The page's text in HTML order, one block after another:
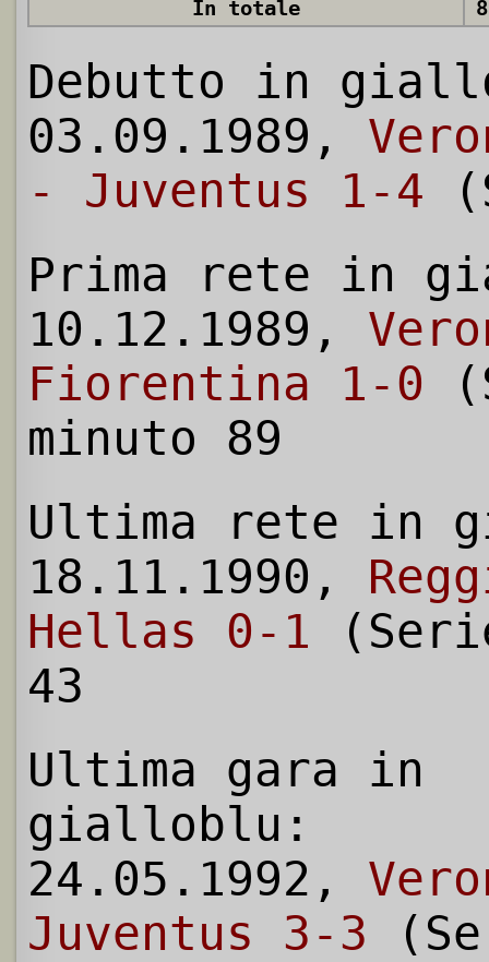
In totale
Debutto in
03.09.1989,
- Juventus 1-4
Prima rete in
10.12.1989,
Fiorentina 1-0
minuto 89
Ultima rete in
18.11.1990,
Hellas 0-1
43
Ultima gara in
gialloblu:
24.05.1992,
Juventus 3-3